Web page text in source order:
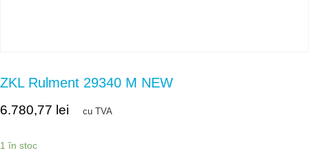
ZKL Rulment 29340 M NEW
6.780,77 lei cu TVA
1 în stoc